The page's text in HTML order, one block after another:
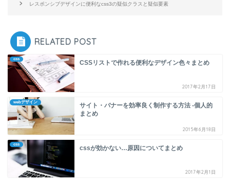
レスポンシブデザインに便利なcss3の疑似クラスと疑似要素
RELATED POST
css
CSSリストで作れる便利なデザイン色々まとめ
2017年2月17日
webデザイン
サイト・バナーを効率良く制作する方法 -個人的
まとめ
2015年6月18日
css
cssが効かない…原因についてまとめ
2017年2月1日